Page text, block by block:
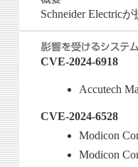
Schneider Electric
CVE-2024-6918
Accutech
CVE-2024-6528
Modicon
Modicon